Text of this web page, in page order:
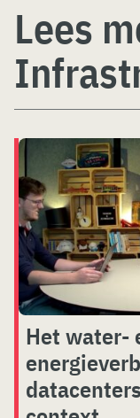
Lees
Het water-